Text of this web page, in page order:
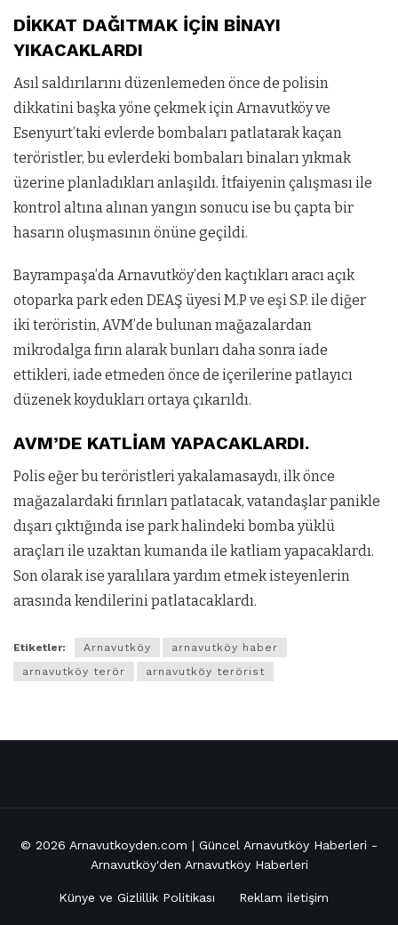
DİKKAT DAĞITMAK İÇİN BİNAYI
YIKACAKLARDI
Asıl saldırılarını düzenlemeden önce de polisin
dikkatini başka yöne çekmek için Arnavutköy ve
Esenyurt’taki evlerde bombaları patlatarak kaçan
teröristler, bu evlerdeki bombaları binaları yıkmak
üzerine planladıkları anlaşıldı. İtfaiyenin çalışması ile
kontrol altına alınan yangın sonucu ise bu çapta bir
hasarın oluşmasının önüne geçildi.
Bayrampaşa’da Arnavutköy’den kaçtıkları aracı açık
otoparka park eden DEAŞ üyesi M.P ve eşi S.P. ile diğer
iki teröristin, AVM’de bulunan mağazalardan
mikrodalga fırın alarak bunları daha sonra iade
ettikleri, iade etmeden önce de içerilerine patlayıcı
düzenek koydukları ortaya çıkarıldı.
AVM’DE KATLİAM YAPACAKLARDI.
Polis eğer bu teröristleri yakalamasaydı, ilk önce
mağazalardaki fırınları patlatacak, vatandaşlar panikle
dışarı çıktığında ise park halindeki bomba yüklü
araçları ile uzaktan kumanda ile katliam yapacaklardı.
Son olarak ise yaralılara yardım etmek isteyenlerin
arasında kendilerini patlatacaklardı.
Etiketler: Arnavutköy
arnavutköy haber
arnavutköy terör
arnavutköy terörist
© 2026 Arnavutkoyden.com | Güncel Arnavutköy Haberleri -
Arnavutköy'den Arnavutköy Haberleri
Künye ve Gizlillik Politikası Reklam iletişim